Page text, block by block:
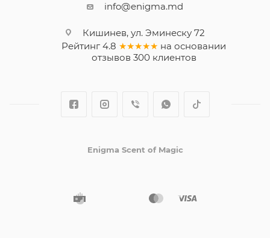
info@enigma.md
Кишинев, ул. Эминеску 72
Рейтинг 4.8 ★★★★★ на основании
отзывов 300клиентов
Enigma Scent of Magic